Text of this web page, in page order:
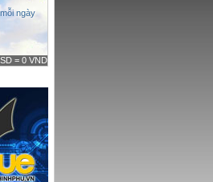
ngày
= 0 VND